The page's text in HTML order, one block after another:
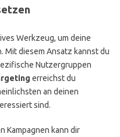
Werkzeug, um deine
Mit diesem Ansatz kannst du
Nutzergruppen
erreichst du
an deinen
sind.
Kampagnen kann dir